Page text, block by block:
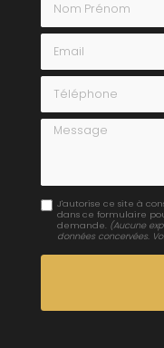
Email
Téléphone
Message
J'autorise ce site à
dans ce formulaire
demande. (Aucune
données concervées.